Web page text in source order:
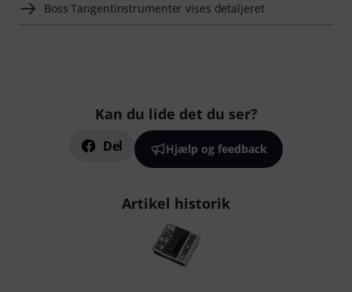
Boss Tangentinstrumenter vises detaljeret
Kan du lide det du ser?
Del Hjælp og feedback
Artikel historik